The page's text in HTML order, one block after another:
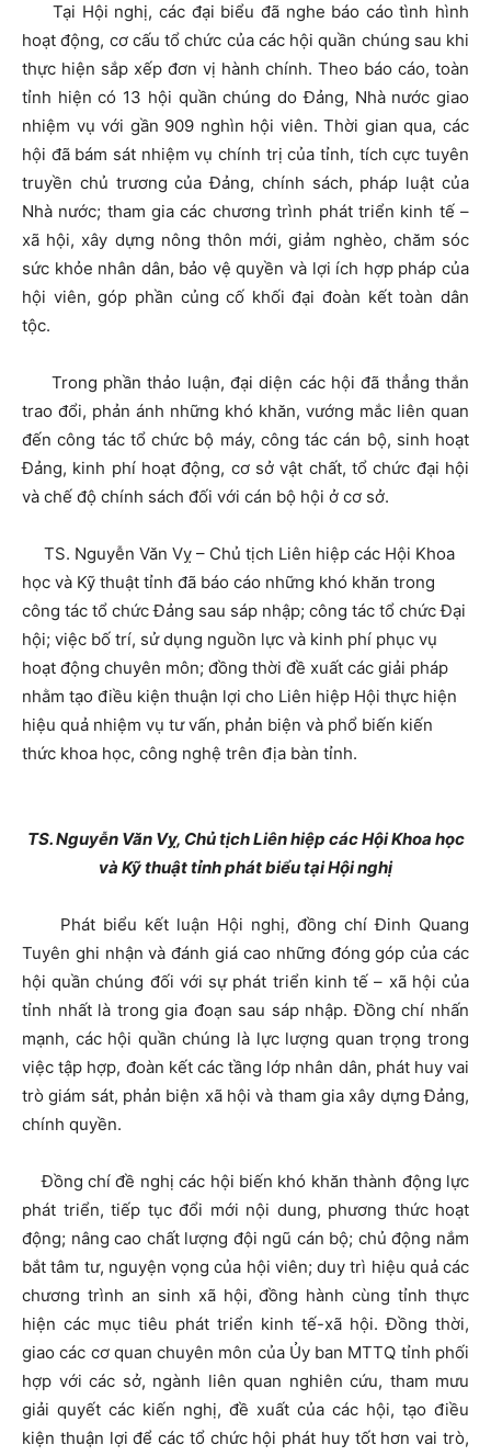
Tại Hội nghị, các đại biểu đã nghe báo cáo tình hình
hoạt động, cơ cấu tổ chức của các hội quần chúng sau khi
thực hiện sắp xếp đơn vị hành chính. Theo báo cáo, toàn
tỉnh hiện có 13 hội quần chúng do Đảng, Nhà nước giao
nhiệm vụ với gần 909 nghìn hội viên. Thời gian qua, các
hội đã bám sát nhiệm vụ chính trị của tỉnh, tích cực tuyên
truyền chủ trương của Đảng, chính sách, pháp luật của
Nhà nước; tham gia các chương trình phát triển kinh tế –
xã hội, xây dựng nông thôn mới, giảm nghèo, chăm sóc
sức khỏe nhân dân, bảo vệ quyền và lợi ích hợp pháp của
hội viên, góp phần củng cố khối đại đoàn kết toàn dân
tộc.
Trong phần thảo luận, đại diện các hội đã thẳng thắn
trao đổi, phản ánh những khó khăn, vướng mắc liên quan
đến công tác tổ chức bộ máy, công tác cán bộ, sinh hoạt
Đảng, kinh phí hoạt động, cơ sở vật chất, tổ chức đại hội
và chế độ chính sách đối với cán bộ hội ở cơ sở.
TS. Nguyễn Văn Vỵ – Chủ tịch Liên hiệp các Hội Khoa
học và Kỹ thuật tỉnh đã báo cáo những khó khăn trong
công tác tổ chức Đảng sau sáp nhập; công tác tổ chức Đại
hội; việc bố trí, sử dụng nguồn lực và kinh phí phục vụ
hoạt động chuyên môn; đồng thời đề xuất các giải pháp
nhằm tạo điều kiện thuận lợi cho Liên hiệp Hội thực hiện
hiệu quả nhiệm vụ tư vấn, phản biện và phổ biến kiến
thức khoa học, công nghệ trên địa bàn tỉnh.
TS.Nguyễn Văn Vỵ, Chủ tịch Liên hiệp các Hội Khoa học
và Kỹ thuật tỉnh phát biểu tại Hội nghị
Phát biểu kết luận Hội nghị, đồng chí Đinh Quang
Tuyên ghi nhận và đánh giá cao những đóng góp của các
hội quần chúng đối với sự phát triển kinh tế – xã hội của
tỉnh nhất là trong gia đoạn sau sáp nhập. Đồng chí nhấn
mạnh, các hội quần chúng là lực lượng quan trọng trong
việc tập hợp, đoàn kết các tầng lớp nhân dân, phát huy vai
trò giám sát, phản biện xã hội và tham gia xây dựng Đảng,
chính quyền.
Đồng chí đề nghị các hội biến khó khăn thành động lực
phát triển, tiếp tục đổi mới nội dung, phương thức hoạt
động; nâng cao chất lượng đội ngũ cán bộ; chủ động nắm
bắt tâm tư, nguyện vọng của hội viên; duy trì hiệu quả các
chương trình an sinh xã hội, đồng hành cùng tỉnh thực
hiện các mục tiêu phát triển kinh tế-xã hội. Đồng thời,
giao các cơ quan chuyên môn của Ủy ban MTTQ tỉnh phối
hợp với các sở, ngành liên quan nghiên cứu, tham mưu
giải quyết các kiến nghị, đề xuất của các hội, tạo điều
kiện thuận lợi để các tổ chức hội phát huy tốt hơn vai trò,